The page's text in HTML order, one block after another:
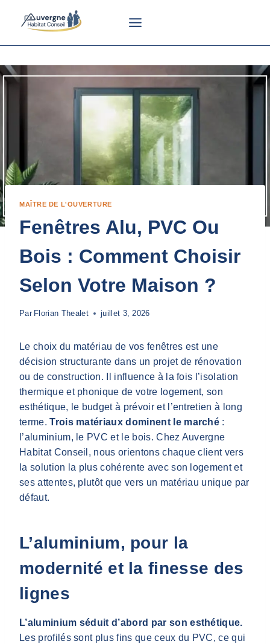
MAÎTRE DE L'OUVERTURE
Fenêtres Alu, PVC Ou
Bois : Comment Choisir
Selon Votre Maison ?
Par Florian Thealet juillet 3, 2026
Le choix du matériau de vos fenêtres est une
décision structurante dans un projet de rénovation
ou de construction. Il influence à la fois l’isolation
thermique et phonique de votre logement, son
esthétique, le budget à prévoir et l’entretien à long
terme.Trois matériaux dominent le marché :
l’aluminium, le PVC et le bois. Chez Auvergne
Habitat Conseil, nous orientons chaque client vers
la solution la plus cohérente avec son logement et
ses attentes, plutôt que vers un matériau unique par
défaut.
L’aluminium, pour la
modernité et la finesse des
lignes
L’aluminium séduit d’abord par son esthétique.
Les profilés sont plus fins que ceux du PVC, ce qui